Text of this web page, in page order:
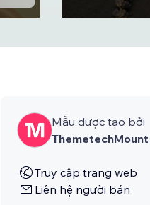
Mẫu được tạo bởi
ThemetechMount
Truy cập trang web
Liên hệ người bán